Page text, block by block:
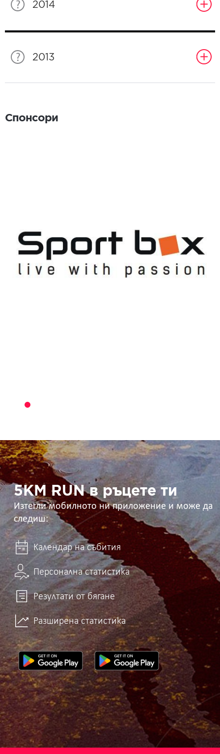
2014
2013
Спонсори
5KM
RUN
в
ръцете
ти 5KM RUN в ръцете ти
Изтегли мобилното ни приложение и може да
следиш:
Календар на събития
Персонална статистика
Резултати от бягане
Разширена статистика